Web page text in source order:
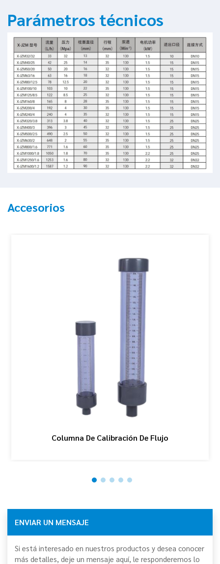
Parámetros técnicos
Accesorios
Columna De Calibración De Flujo
ENVIAR UN MENSAJE
Si está interesado en nuestros productos y desea conocer
más detalles, deje un mensaje aquí, le responderemos lo